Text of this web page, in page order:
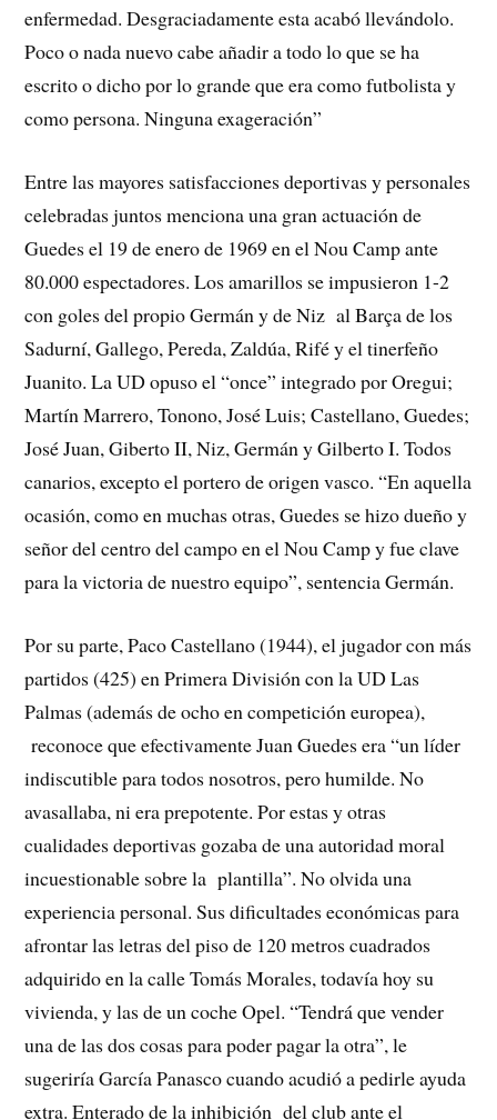
enfermedad. Desgraciadamente esta acabó llevándolo.
Poco o nada nuevo cabe añadir a todo lo que se ha
escrito o dicho por lo grande que era como futbolista y
como persona. Ninguna exageración”
Entre las mayores satisfacciones deportivas y personales
celebradas juntos menciona una gran actuación de
Guedes el 19 de enero de 1969 en el Nou Camp ante
80.000 espectadores. Los amarillos se impusieron 1-2
con goles del propio Germán y de Niz al Barça de los
Sadurní, Gallego, Pereda, Zaldúa, Rifé y el tinerfeño
Juanito. La UD opuso el “once” integrado por Oregui;
Martín Marrero, Tonono, José Luis; Castellano, Guedes;
José Juan, Giberto II, Niz, Germán y Gilberto I. Todos
canarios, excepto el portero de origen vasco. “En aquella
ocasión, como en muchas otras, Guedes se hizo dueño y
señor del centro del campo en el Nou Camp y fue clave
para la victoria de nuestro equipo”, sentencia Germán.
Por su parte, Paco Castellano (1944), el jugador con más
partidos (425) en Primera División con la UD Las
Palmas (además de ocho en competición europea),
reconoce que efectivamente Juan Guedes era “un líder
indiscutible para todos nosotros, pero humilde. No
avasallaba, ni era prepotente. Por estas y otras
cualidades deportivas gozaba de una autoridad moral
incuestionable sobre la plantilla”. No olvida una
experiencia personal. Sus dificultades económicas para
afrontar las letras del piso de 120 metros cuadrados
adquirido en la calle Tomás Morales, todavía hoy su
vivienda, y las de un coche Opel. “Tendrá que vender
una de las dos cosas para poder pagar la otra”, le
sugeriría García Panasco cuando acudió a pedirle ayuda
extra. Enterado de la inhibición del club ante el